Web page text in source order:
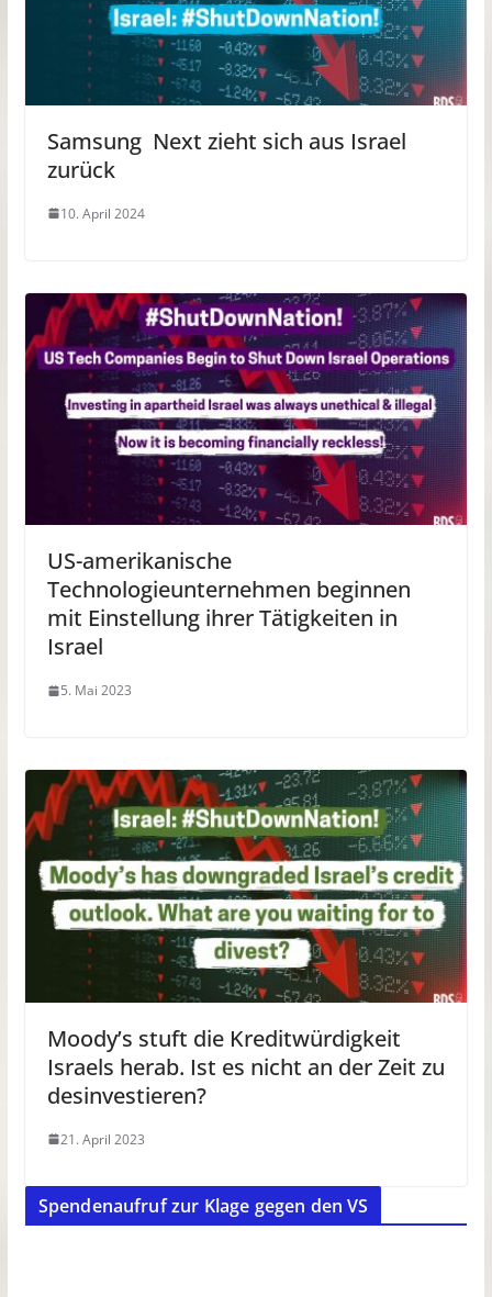
Samsung Next zieht sich aus Israel
zurück
10. April 2024
US-amerikanische
Technologieunternehmen beginnen
mit Einstellung ihrer Tätigkeiten in
Israel
5. Mai 2023
Moody’s stuft die Kreditwürdigkeit
Israels herab. Ist es nicht an der Zeit zu
desinvestieren?
21. April 2023
Spendenaufruf zur Klage gegen den VS